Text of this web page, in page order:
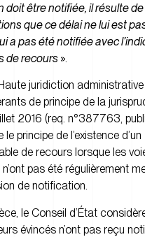
doit être notifiée, il résulte
que ce délai ne lui est
a pas été notifiée avec
de recours ».
juridiction
de principe de la
2016 (req. n°387763,
le principe de l’existence d’un
de recours lorsque les
pas été régulièrement
de notification.
le Conseil d’État
évincés n’ont pas reçu